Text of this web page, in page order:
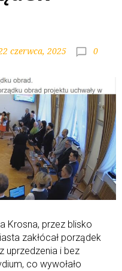
czerwca, 2025 0
Krosna, przez blisko
zakłócał porządek
uprzedzenia i bez
co wywołało